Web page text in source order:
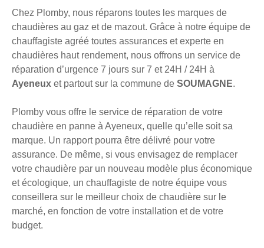
Chez Plomby, nous réparons toutes les marques de
chaudières au gaz et de mazout. Grâce à notre équipe de
chauffagiste agréé toutes assurances et experte en
chaudières haut rendement, nous offrons un service de
réparation d’urgence 7 jours sur 7 et 24H / 24H à
Ayeneux et partout sur la commune de SOUMAGNE.
Plomby vous offre le service de réparation de votre
chaudière en panne à Ayeneux, quelle qu’elle soit sa
marque. Un rapport pourra être délivré pour votre
assurance. De même, si vous envisagez de remplacer
votre chaudière par un nouveau modèle plus économique
et écologique, un chauffagiste de notre équipe vous
conseillera sur le meilleur choix de chaudière sur le
marché, en fonction de votre installation et de votre
budget.